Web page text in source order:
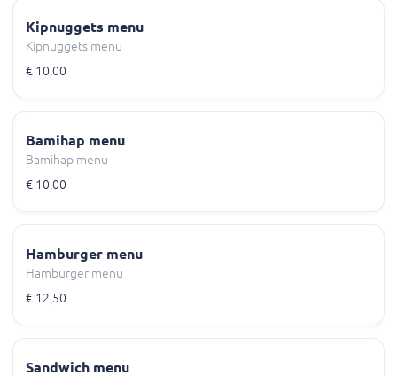
Kipnuggets menu
Kipnuggets menu
€ 10,00
Bamihap menu
Bamihap menu
€ 10,00
Hamburger menu
Hamburger menu
€ 12,50
Sandwich menu